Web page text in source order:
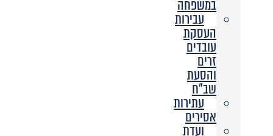
במשפחה
עבירות
העסקת
עובדים
זרים
והסעת
שב”ח
עתירות
אסירים
ועדת